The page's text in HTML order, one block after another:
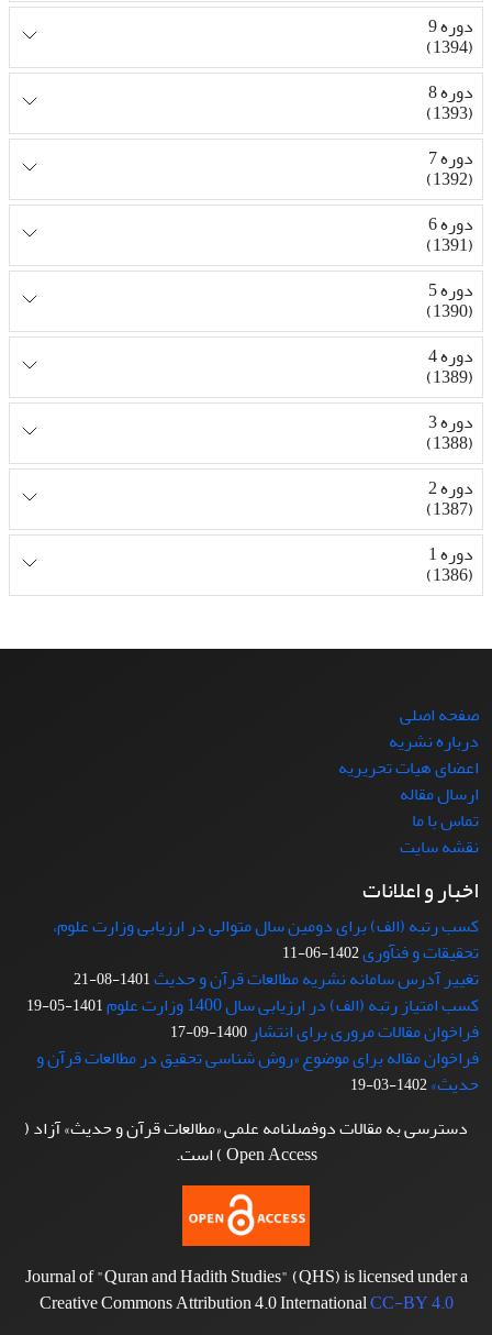
دوره 9
(1394)
دوره 8
(1393)
دوره 7
(1392)
دوره 6
(1391)
دوره 5
(1390)
دوره 4
(1389)
دوره 3
(1388)
دوره 2
(1387)
دوره 1
(1386)
صفحه اصلی
درباره نشریه
اعضای هیات تحریریه
ارسال مقاله
تماس با ما
نقشه سایت
اخبار و اعلانات
کسب رتبه (الف) برای دومین سال متوالی در ارزیابی وزارت علوم،
تحقیقات و فنآوری1402-06-11
تغییر آدرس سامانه نشریه مطالعات قرآن و حدیث1401-08-21
کسب امتیاز رتبه (الف) در ارزیابی سال 1400 وزارت علوم 1401-05-19
فراخوان مقالات مروری برای انتشار1400-09-17
فراخوان مقاله برای موضوع «روش شناسی تحقیق در مطالعات قرآن و
حدیث»1402-03-19
دسترسی به مقالات دوفصلنامه علمی «مطالعات قرآن و حدیث» آزاد (
Open Access ) است.
Journal of "Quran and Hadith Studies" (QHS) is licensed under a
Creative Commons Attribution 4.0 InternationalCC-BY 4.0